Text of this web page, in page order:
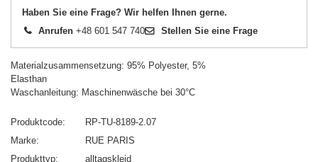
Haben Sie eine Frage? Wir helfen Ihnen gerne.
Anrufen +48 601 547 740 Stellen Sie eine Frage
Materialzusammensetzung: 95% Polyester, 5%
Elasthan
Waschanleitung: Maschinenwäsche bei 30°C
Produktcode
RP-TU-8189-2.07
Marke
RUE PARIS
Produkttyp
alltagskleid